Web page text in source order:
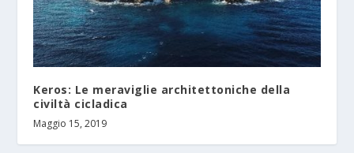
Keros: Le meraviglie architettoniche della
civiltà cicladica
Maggio 15, 2019